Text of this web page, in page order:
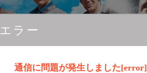
エラー
通信に問題が発生しました[error]